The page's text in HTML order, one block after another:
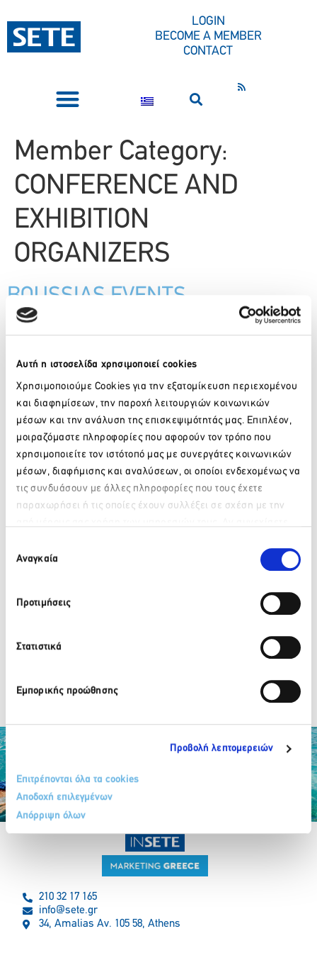
Αυτή η ιστοσελίδα χρησιμοποιεί cookies
Χρησιμοποιούμε Cookies για την εξατομίκευση περιεχομένου
και διαφημίσεων, την παροχή λειτουργιών κοινωνικών
μέσων και την ανάλυση της επισκεψιμότητάς μας. Επιπλέον,
μοιραζόμαστε πληροφορίες που αφορούν τον τρόπο που
χρησιμοποιείτε τον ιστότοπό μας με συνεργάτες κοινωνικών
μέσων, διαφήμισης και αναλύσεων, οι οποίοι ενδεχομένως να
τις συνδυάσουν με άλλες πληροφορίες που τους έχετε
παραχωρήσει ή τις οποίες έχουν συλλέξει σε σχέση με την
των Cookies μας.
συγκατάθεσης
Αναγκαία
Προτιμήσεις
Στατιστικά
Εμπορικής προώθησης
Προβολή λεπτομερειών
Επιτρέπονται όλα τα cookies
Αποδοχή επιλεγμένων
Απόρριψη όλων
LOGIN
BECOME A MEMBER
CONTACT
Member Category:
CONFERENCE AND
EXHIBITION
ORGANIZERS
ΒOUSSIAS EVENTS
CONVIN Α.Ε.
PRODUCTION DOT
RM INTERNATIONAL
MAGNA EVENTS
ALPHA MARKETING GREECE
DEMAND FAIRS AND MEDIA
POSIDONIA EVENTS
ARTION CONFERENCES &
NEXT
210 32 17 165
info@sete.gr
34, Amalias Av. 105 58, Athens